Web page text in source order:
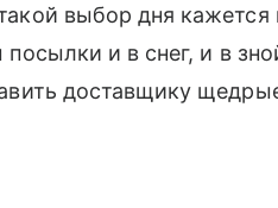
выбор дня
и в снег, и в
доставщику